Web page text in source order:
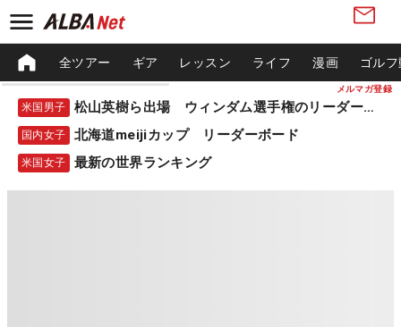
メルマガ登録
全ツアー ギア レッスン ライフ 漫画 ゴル
米国男子 松山英樹ら出場 ウィンダム選手権のリーダーボード
国内女子 北海道meijiカップ リーダーボード
米国女子 最新の世界ランキング